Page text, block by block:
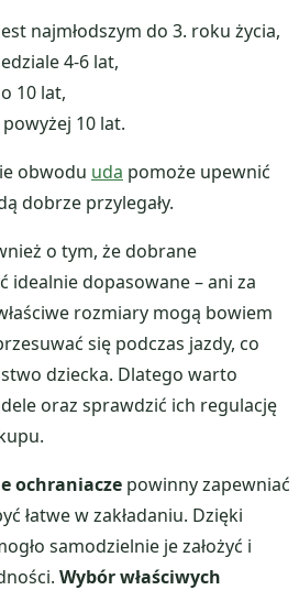
najmłodszym do 3. roku życia,
4-6 lat,
10 lat,
10 lat.
obwodu uda pomoże upewnić
dobrze przylegały.
o tym, że dobrane
idealnie dopasowane – ani za
rozmiary mogą bowiem
się podczas jazdy, co
dziecka. Dlatego warto
oraz sprawdzić ich regulację
ochraniacze powinny zapewniać
łatwe w zakładaniu. Dzięki
samodzielnie je założyć i
Wybór właściwych